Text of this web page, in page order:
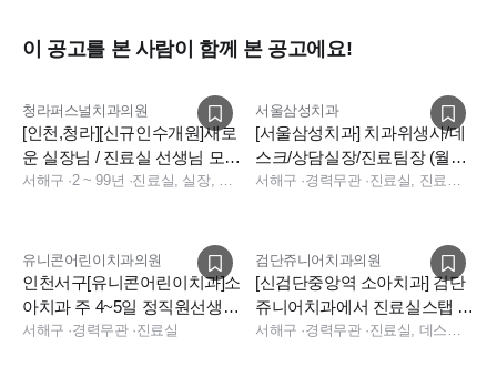
이 공고를 본 사람이 함께 본 공고에요!
청라퍼스널치과의원
[인천,청라][신규인수개원]새로
운 실장님 / 진료실 선생님 모집
합니다.
서해구 ·2 ~ 99년 · 진료실, 실장, 상담, 보험청구, 데스크, 진료팀장
서울삼성치과
[서울삼성치과] 치과위생사/데
스크/상담실장/진료팀장 (월세
지원/개별인센/입사축하금100)
서해구 ·경력무관· 진료실, 진료팀장, 데스크, 보험청구, 상담, 실장, 수술실, 진료실, 데스크, 보험청구, 상담, 데스크, 상담, 전화응대(CS), 보험청구, 기타
유니콘어린이치과의원
인천서구[유니콘어린이치과]소
아치과 주 4~5일 정직원선생님
모십니다.
서해구 ·경력무관·진료실
검단쥬니어치과의원
[신검단중앙역 소아치과] 검단
쥬니어치과에서 진료실스탭 선
생님 채용합니다
서해구 ·경력무관· 진료실, 데스크, 보험청구, 상담, 진료실, 데스크, 보험청구, 상담